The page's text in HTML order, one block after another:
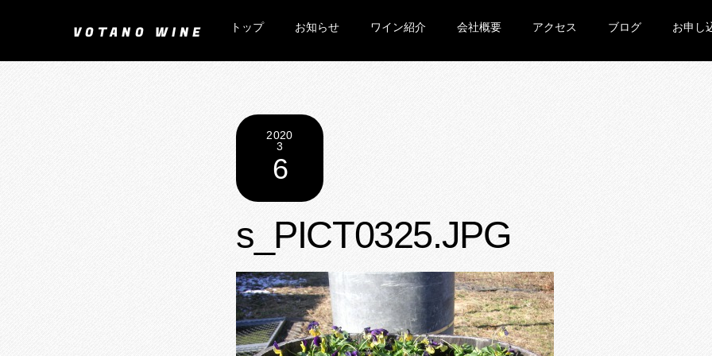
VOTANO WINE トップ お知らせ ワイン紹介 会社概要 アクセス ブログ お申し
2020
3
6
s_PICT0325.JPG